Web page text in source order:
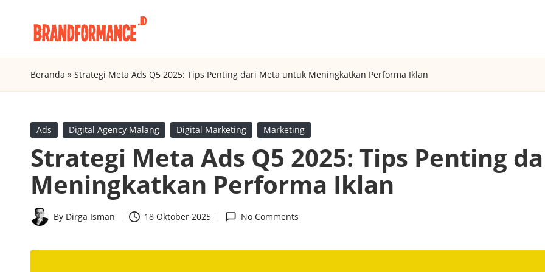
B
r
n
d
f
o
r
Marketing
Agency
Beranda » Strategi Meta Ads Q5 2025: Tips Penting dari Meta untuk Meningkatkan Performa Iklan
Posted
Ads Digital Agency Malang Digital Marketing Marketing
Strategi Meta Ads Q5 2025: Tips Penting
Meningkatkan Performa Iklan
Posted
By Dirga Isman 18 Oktober 2025 No Comments